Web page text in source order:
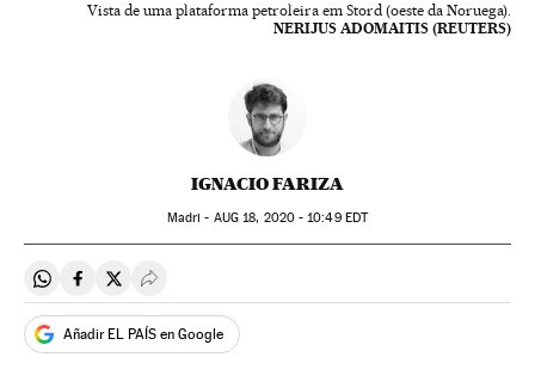
Vista de uma plataforma petroleira em Stord (oeste da Noruega).
NERIJUS ADOMAITIS (REUTERS)
IGNACIO FARIZA
Madri - AUG 18, 2020 - 10:49EDT
Compartir en Whatsapp
Compartir en Facebook
Compartir en Twitter
Desplegar Redes Sociales
Añadir EL PAÍS en Google